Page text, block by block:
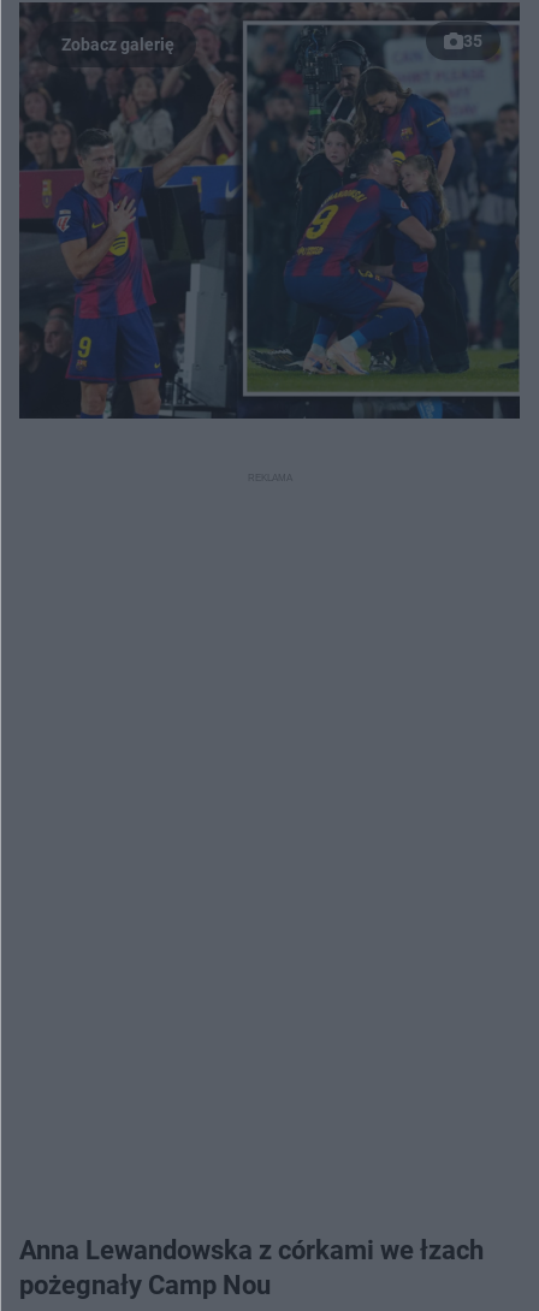
35
Anna Lewandowska z córkami we łzach
pożegnały Camp Nou